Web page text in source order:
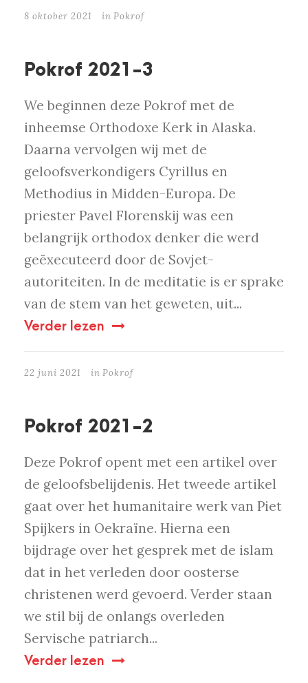
8 oktober 2021 in Pokrof
Pokrof 2021-3
We beginnen deze Pokrof met de
inheemse Orthodoxe Kerk in Alaska.
Daarna vervolgen wij met de
geloofsverkondigers Cyrillus en
Methodius in Midden-Europa. De
priester Pavel Florenskij was een
belangrijk orthodox denker die werd
geëxecuteerd door de Sovjet-
autoriteiten. In de meditatie is er sprake
van de stem van het geweten, uit...
Verder lezen
22 juni 2021 in Pokrof
Pokrof 2021-2
Deze Pokrof opent met een artikel over
de geloofsbelijdenis. Het tweede artikel
gaat over het humanitaire werk van Piet
Spijkers in Oekraïne. Hierna een
bijdrage over het gesprek met de islam
dat in het verleden door oosterse
christenen werd gevoerd. Verder staan
we stil bij de onlangs overleden
Servische patriarch...
Verder lezen